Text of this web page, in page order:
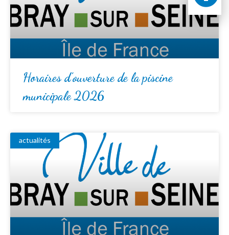
Horaires d’ouverture de la piscine
municipale 2026
actualités